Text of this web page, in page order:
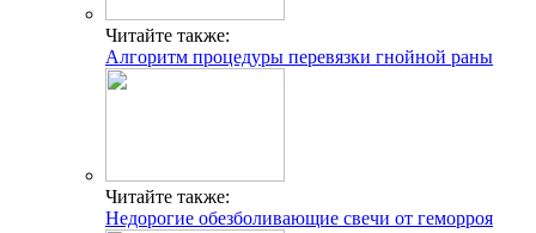
Читайте также:
Алгоритм процедуры перевязки гнойной раны
Читайте также:
Недорогие обезболивающие свечи от геморроя